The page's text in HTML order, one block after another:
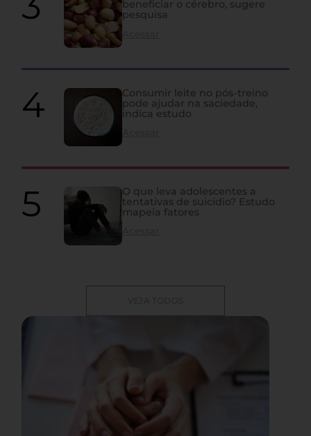
beneficiar o cérebro, sugere
pesquisa
Consumir leite no pós-treino
pode ajudar na saciedade,
indica estudo
O que leva adolescentes a
tentativas de suicídio? Estudo
mapeia fatores
VEJA TODOS